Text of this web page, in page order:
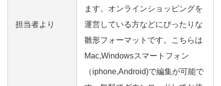
担当者より
ます。オンラインショッピングを
運営している方などにぴったりな
雛形フォーマットです。こちらは
Mac,Windowsスマートフォン
（iphone,Android)で編集が可能で